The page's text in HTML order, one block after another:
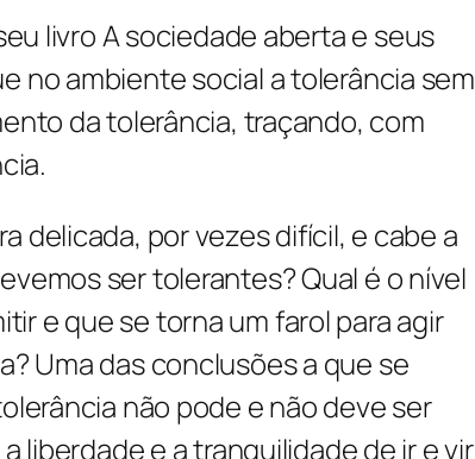
livroA sociedade aberta e seus
no ambiente social a tolerância sem
da tolerância, traçando, com
delicada, por vezes difícil, e cabe a
ser tolerantes? Qual é o nível
e que se torna um farol para agir
Uma das conclusões a que se
não pode e não deve ser
liberdade e a tranquilidade de ir e vir